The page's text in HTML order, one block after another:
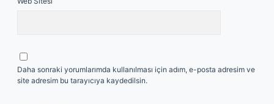
Daha sonraki yorumlarımda kullanılması için adım, e-posta adresim ve
site adresim bu tarayıcıya kaydedilsin.